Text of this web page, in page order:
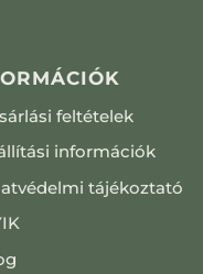
feltételek
információk
tájékoztató